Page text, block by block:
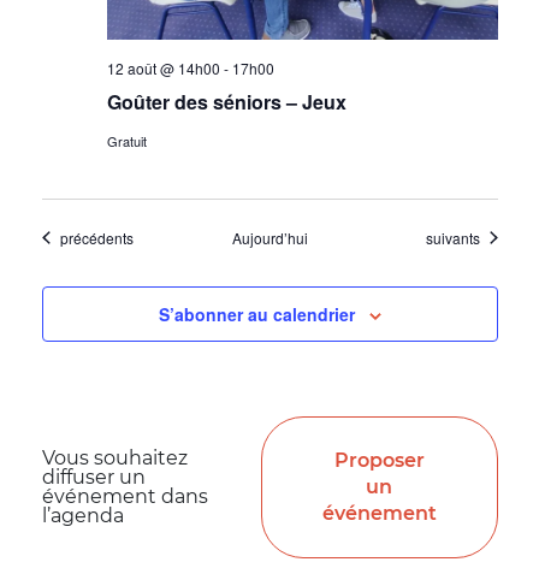
Goûter des séniors – Jeux
12 août @ 14h00 - 17h00
Gratuit
Évènements
précédents Aujourd’hui Évènements
suivants
S’abonner au calendrier
Vous souhaitez
diffuser un
événement dans
l’agenda
Proposer
un
événement